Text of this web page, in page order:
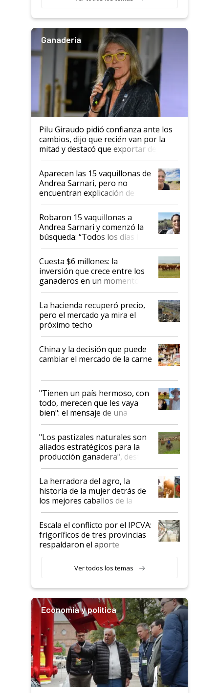
salto tecnológico en genética y
Ganadería
Pilu Giraudo pidió confianza ante los
cambios, dijo que recién van por la
mitad y destacó que exportar dejó de
ser "para unos pocos": "Tenemos un
mandato muy claro del gobierno
nacional"
Aparecen las 15 vaquillonas de
Andrea Sarnari, pero no
encuentran explicación de
cómo llegaron allí
Robaron 15 vaquillonas a
Andrea Sarnari y comenzó la
búsqueda: “Todos los días le
toca a algún productor”
Cuesta $6 millones: la
inversión que crece entre los
ganaderos en un momento
histórico para la actividad
La hacienda recuperó precio,
pero el mercado ya mira el
próximo techo
China y la decisión que puede
cambiar el mercado de la carne
"Tienen un país hermoso, con
todo, merecen que les vaya
bien": el mensaje de una
ganadera uruguaya sobre las
oportunidades que se abren
para el agro en Argentina, con
foco en la carne
"Los pastizales naturales son
aliados estratégicos para la
producción ganadera", destaca
la iniciativa que ya reúne a 46
establecimientos en Argentina
La herradora del agro, la
historia de la mujer detrás de
los mejores caballos de la
Argentina y los mitos que
todavía hacen sufrir a estos
animales: "Mientras me
descalificaban, yo seguí
haciendo currículum"
Escala el conflicto por el IPCVA:
frigoríficos de tres provincias
respaldaron el aporte
Ver todos los temas
Economía y política